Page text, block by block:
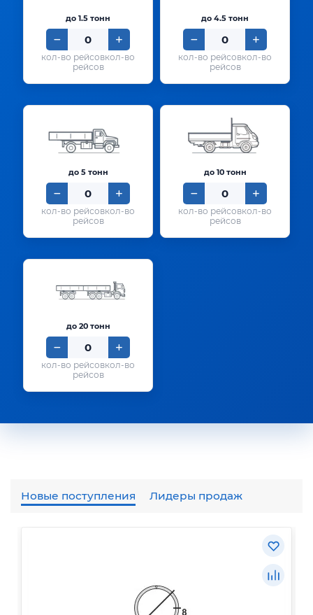
до 1.5 тонн
кол-во
рейсов
до 4.5 тонн
кол-во
рейсов
до 5 тонн
кол-во
рейсов
до 10 тонн
кол-во
рейсов
до 20 тонн
кол-во
рейсов
Новые поступления Лидеры продаж